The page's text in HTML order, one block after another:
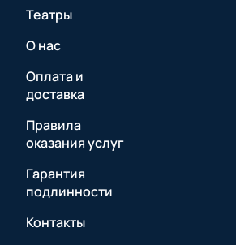
Театры
О нас
Оплата и
доставка
Правила
оказания услуг
Гарантия
подлинности
Контакты